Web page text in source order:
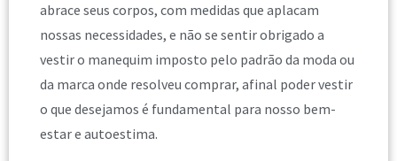
abrace seus corpos, com medidas que aplacam
nossas necessidades, e não se sentir obrigado a
vestir o manequim imposto pelo padrão da moda ou
da marca onde resolveu comprar, afinal poder vestir
o que desejamos é fundamental para nosso bem-
estar e autoestima.